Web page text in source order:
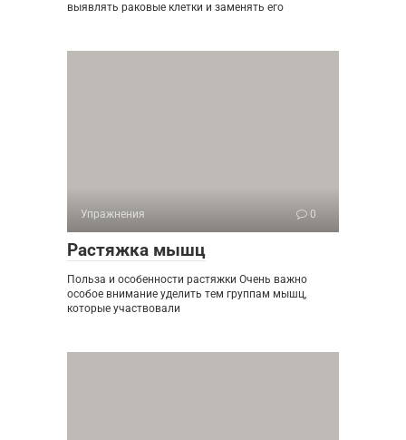
выявлять раковые клетки и заменять его
Упражнения 0
Растяжка мышц
Польза и особенности растяжки Очень важно
особое внимание уделить тем группам мышц,
которые участвовали